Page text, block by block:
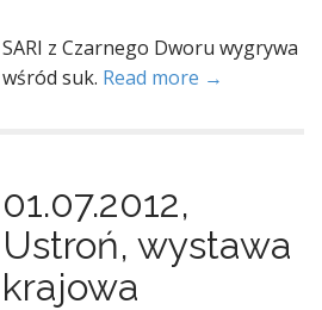
SARI z Czarnego Dworu wygrywa
wśród suk. Read more →
01.07.2012,
Ustroń, wystawa
krajowa